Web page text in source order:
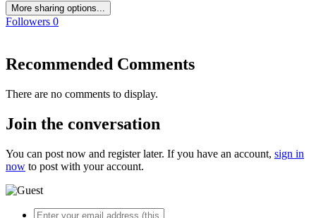
More sharing options...
Followers 0
Recommended Comments
There are no comments to display.
Join the conversation
You can post now and register later. If you have an account, sign in
now to post with your account.